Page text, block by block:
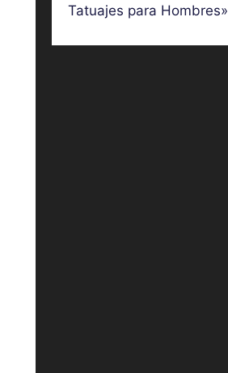
Tatuajes para Hombres»